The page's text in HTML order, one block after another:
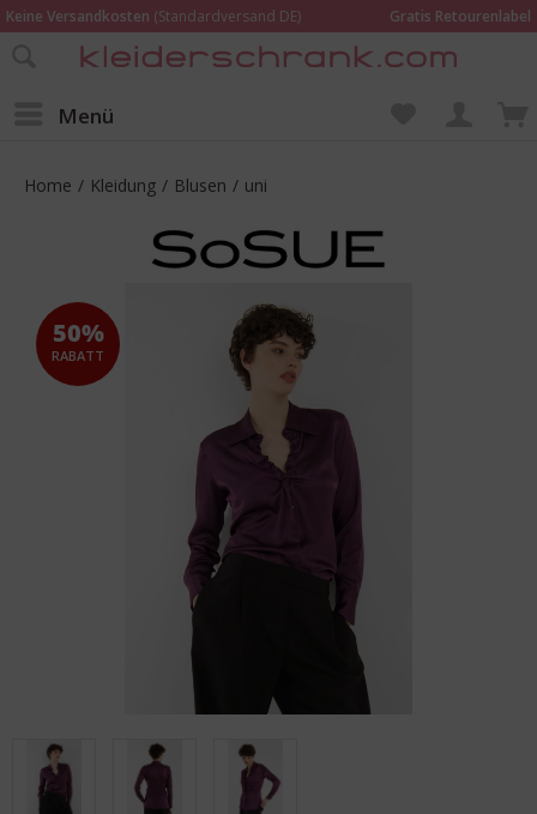
Keine Versandkosten (Standardversand DE)
Gratis Retourenlabel
Online bestellen – im Geschäft in Kempen anprobieren und beraten lassen
Menü
Home / Kleidung / Blusen / uni
50%
RABATT